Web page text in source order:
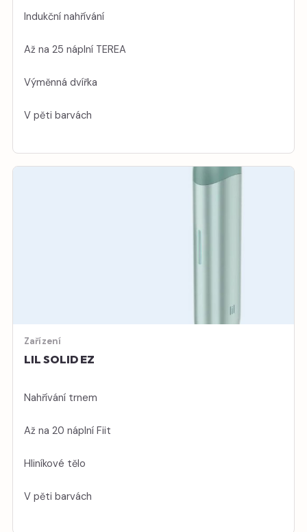
Indukční nahřívání
Až na 25 náplní TEREA
Výměnná dvířka
V pěti barvách
Zařízení
LIL SOLID EZ
Nahřívání trnem
Až na 20 náplní Fiit
Hliníkové tělo
V pěti barvách